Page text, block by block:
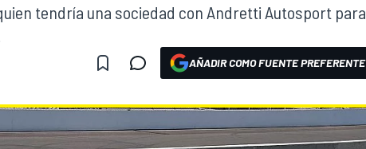
tendría una sociedad con Andretti Autosport para
AÑADIR COMO FUENTE PREFERENTE